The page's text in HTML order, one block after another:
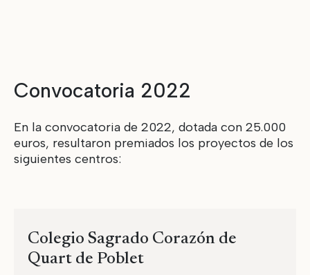
Convocatoria 2022
En la convocatoria de 2022, dotada con 25.000
euros, resultaron premiados los proyectos de los
siguientes centros:
Colegio Sagrado Corazón de
Quart de Poblet